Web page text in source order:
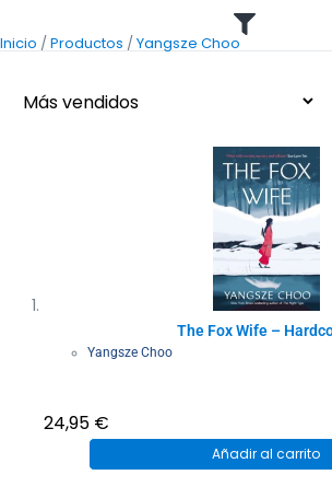
Inicio /Productos /Yangsze Choo
The Fox Wife –
Yangsze Choo
24,95 €
Añadir al carrito